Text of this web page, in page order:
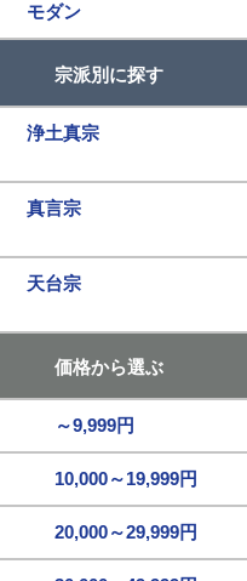
モダン
宗派別に探す
浄土真宗
真言宗
天台宗
価格から選ぶ
～9,999円
10,000～19,999円
20,000～29,999円